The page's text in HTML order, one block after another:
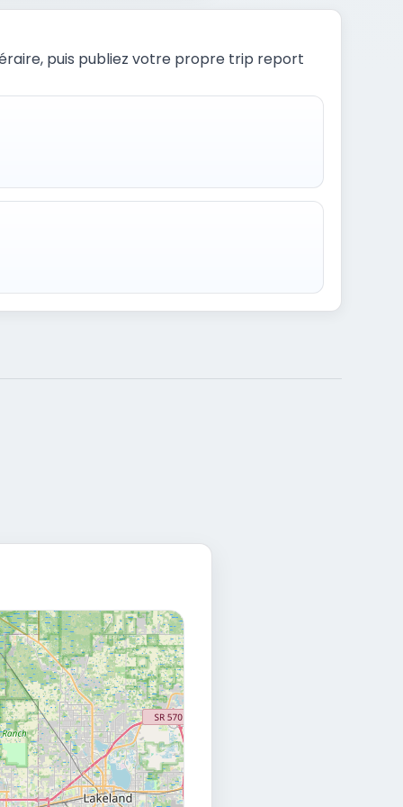
puis publiez votre propre trip report